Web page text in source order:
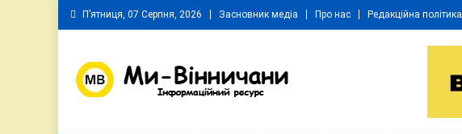
Skip
to
П’ятниця, 07 Серпня, 2026 Засновник медіа Про нас Редакційна політика